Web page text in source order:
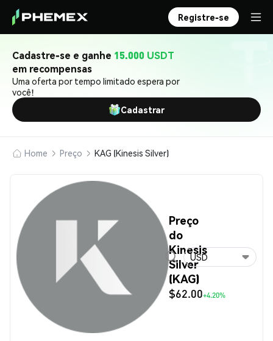
Registre-se
Cadastre-se e ganhe 15.000 USDT
em recompensas
Uma oferta por tempo limitado espera por
você!
Cadastrar
Home Preço KAG (Kinesis Silver)
Preço
do
Kinesis
Silver
(KAG)
$62.00+4.20%
USD